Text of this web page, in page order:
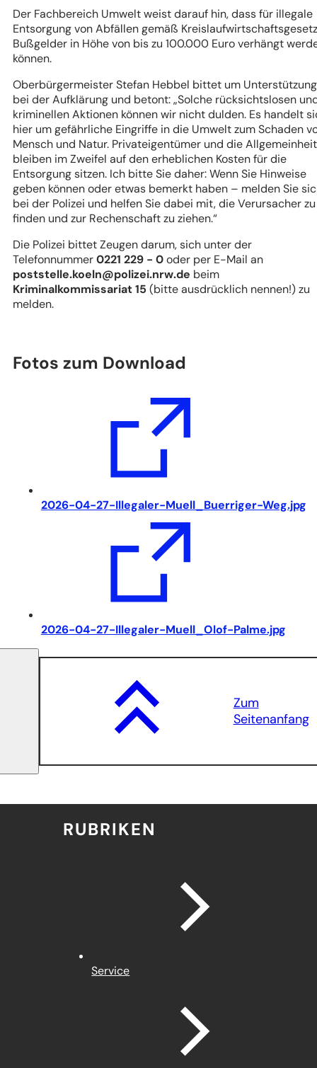
Der Fachbereich Umwelt weist darauf hin, dass für illegale
Entsorgung von Abfällen gemäß Kreislaufwirtschaftsgesetz
Bußgelder in Höhe von bis zu 100.000 Euro verhängt
können.
Oberbürgermeister Stefan Hebbel bittet um Unterstützung
bei der Aufklärung und betont: „Solche rücksichtslosen
kriminellen Aktionen können wir nicht dulden. Es handelt
hier um gefährliche Eingriffe in die Umwelt zum Schaden
Mensch und Natur. Privateigentümer und die Allgemeinheit
bleiben im Zweifel auf den erheblichen Kosten für die
Entsorgung sitzen. Ich bitte Sie daher: Wenn Sie Hinweise
geben können oder etwas bemerkt haben – melden Sie
bei der Polizei und helfen Sie dabei mit, die Verursacher zu
finden und zur Rechenschaft zu ziehen.“
Die Polizei bittet Zeugen darum, sich unter der
Telefonnummer0221 229 - 0oder per E-Mail an
poststelle.koeln
polizei.nrwde beim
Kriminalkommissariat 15 (bitte ausdrücklich nennen!) zu
melden.
Fotos zum Download
2026-04-27-Illegaler-Muell_Buerriger-Weg.jpg
2026-04-27-Illegaler-Muell_Olof-Palme.jpg
in
Zum
Seitenanfang
RUBRIKEN
Service